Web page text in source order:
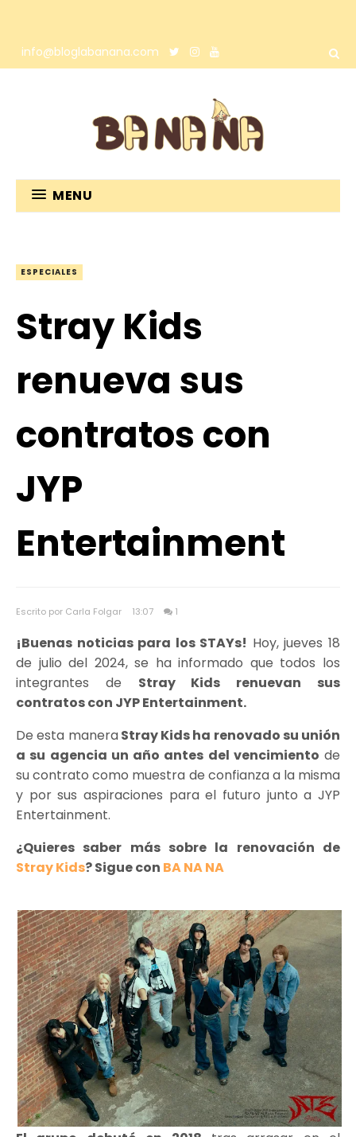
info@bloglabanana.com
MENU
ESPECIALES
Stray Kids
renueva sus
contratos con
JYP
Entertainment
Escrito por Carla Folgar 13:07 1
¡Buenas noticias para los STAYs! Hoy, jueves 18
de julio del 2024, se ha informado que todos los
integrantes de Stray Kids renuevan sus
contratos con JYP Entertainment.
De esta maneraStray Kids ha renovado su unión
a su agencia un año antes del vencimiento de
su contrato como muestra de confianza a la misma
y por sus aspiraciones para el futuro junto a JYP
Entertainment.
¿Quieres saber más sobre la renovación de
Stray Kids? Sigue con BA NA NA